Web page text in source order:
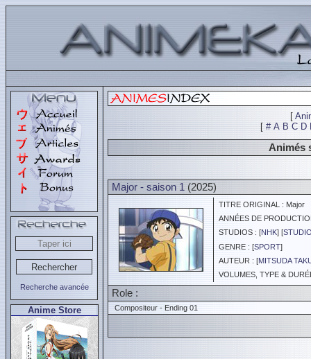
Recherche avancée
Anime Store
[
[ # A B C D
Animés
Major - saison 1 (2025)
TITRE ORIGINAL : Major
ANNÉES DE
STUDIOS : [NHK] [
GENRE : [SPORT]
AUTEUR : [MITSUDA
VOLUMES, TYPE &
Role :
Compositeur - Ending 01